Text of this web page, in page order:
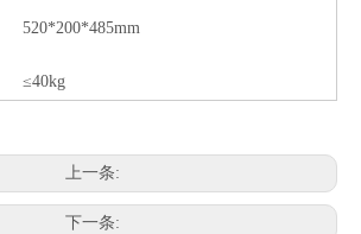
520*200*485mm
≤40kg
上一条:
下一条: